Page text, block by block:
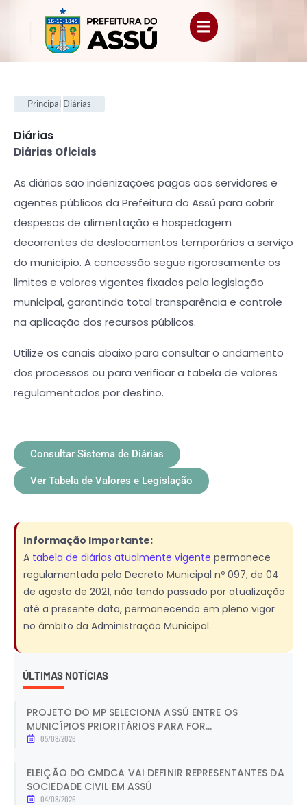
Principal Diárias
Diárias
Diárias Oficiais
As diárias são indenizações pagas aos servidores e
agentes públicos da Prefeitura do Assú para cobrir
despesas de alimentação e hospedagem
decorrentes de deslocamentos temporários a serviço
do município. A concessão segue rigorosamente os
limites e valores vigentes fixados pela legislação
municipal, garantindo total transparência e controle
na aplicação dos recursos públicos.
Utilize os canais abaixo para consultar o andamento
dos processos ou para verificar a tabela de valores
regulamentados por destino.
Consultar Sistema de Diárias
Ver Tabela de Valores e Legislação
Informação Importante:
A tabela de diárias atualmente vigente permanece
regulamentada pelo Decreto Municipal nº 097, de 04
de agosto de 2021, não tendo passado por atualização
até a presente data, permanecendo em pleno vigor
no âmbito da Administração Municipal.
ÚLTIMAS NOTÍCIAS
PROJETO DO MP SELECIONA ASSÚ ENTRE OS
MUNICÍPIOS PRIORITÁRIOS PARA FOR...
05/08/2026
ELEIÇÃO DO CMDCA VAI DEFINIR REPRESENTANTES DA
SOCIEDADE CIVIL EM ASSÚ
04/08/2026